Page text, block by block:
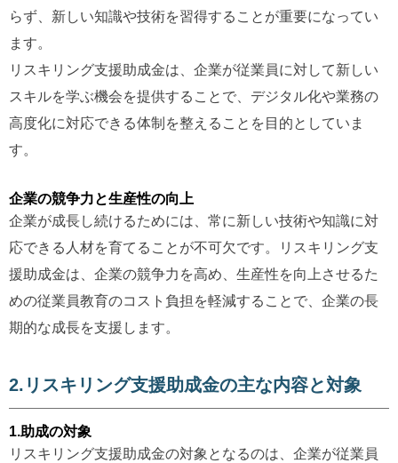
らず、新しい知識や技術を習得することが重要になってい
ます。
リスキリング支援助成金は、企業が従業員に対して新しい
スキルを学ぶ機会を提供することで、デジタル化や業務の
高度化に対応できる体制を整えることを目的としていま
す。
企業の競争力と生産性の向上
企業が成長し続けるためには、常に新しい技術や知識に対
応できる人材を育てることが不可欠です。リスキリング支
援助成金は、企業の競争力を高め、生産性を向上させるた
めの従業員教育のコスト負担を軽減することで、企業の長
期的な成長を支援します。
2.リスキリング支援助成金の主な内容と対象
1.助成の対象
リスキリング支援助成金の対象となるのは、企業が従業員